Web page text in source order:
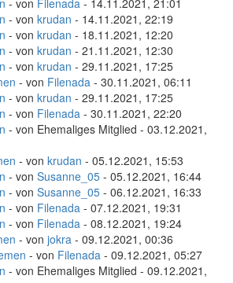
- von Filenada - 14.11.2021, 21:01
- von krudan - 14.11.2021, 22:19
- von krudan - 18.11.2021, 12:20
- von krudan - 21.11.2021, 12:30
- von krudan - 29.11.2021, 17:25
- von Filenada - 30.11.2021, 06:11
- von krudan - 29.11.2021, 17:25
- von Filenada - 30.11.2021, 22:20
- von Ehemaliges Mitglied - 03.12.2021,
- von krudan - 05.12.2021, 15:53
- von Susanne_05 - 05.12.2021, 16:44
- von Susanne_05 - 06.12.2021, 16:33
- von Filenada - 07.12.2021, 19:31
- von Filenada - 08.12.2021, 19:24
- von jokra - 09.12.2021, 00:36
- von Filenada - 09.12.2021, 05:27
- von Ehemaliges Mitglied - 09.12.2021,